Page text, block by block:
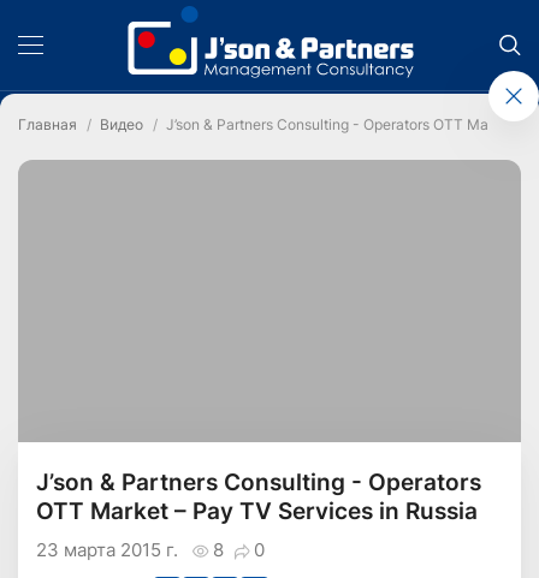
Главная Видео J’son & Partners Consulting - Operators OTT Market –
J’son & Partners Consulting - Operators
OTT Market – Pay TV Services in Russia
8 0
23 марта 2015 г.